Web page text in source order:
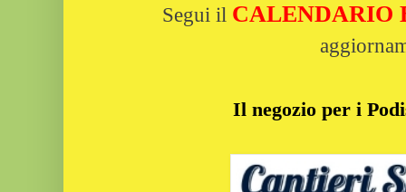
Segui il CALENDARIO
Il negozio per i